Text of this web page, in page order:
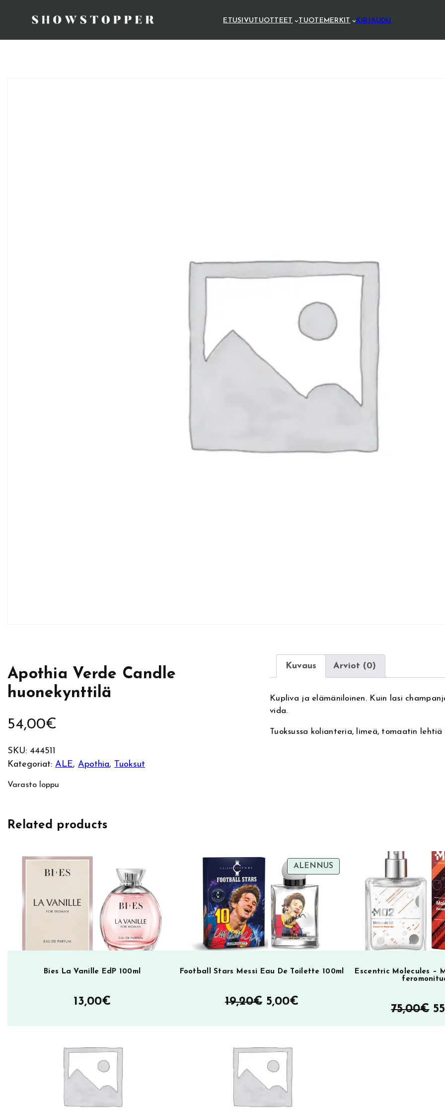
ETUSIVUTUOTTEET TUOTEMERKIT KIRJAUDU
Apothia Verde Candle
huonekynttilä
54,00€
SKU: 444511
Kategoriat:ALE, Apothia, Tuoksut
Varasto loppu
Kuvaus Arviot (0)
Kupliva ja elämäniloinen. Kuin lasi
vida.
Tuoksussa kolianteria, limeä, tomaatin
Related products
Bies La Vanille EdP 100ml
13,00€
ALENNUSTUOTE
ALENNUKSESSA
Football Stars Messi Eau De Toilette 100ml
19,20€ Alkuperäinen
19,20€.
5,00€
Escentric Molecules –
75,00€